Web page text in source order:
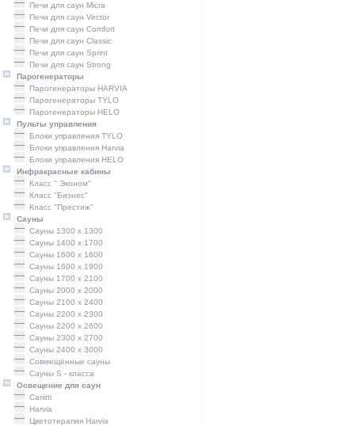
Печи для саун Micra
Печи для саун Vector
Печи для саун Comfort
Печи для саун Classic
Печи для саун Sprint
Печи для саун Strong
Парогенераторы
Парогенераторы HARVIA
Парогенераторы TYLO
Парогенераторы HELO
Пульты управления
Блоки управления TYLO
Блоки управления Harvia
Блоки управления HELO
Инфракрасные кабины
Класс " Эконом"
Класс "Бизнес"
Класс "Престиж"
Сауны
Сауны 1300 х 1300
Сауны 1400 x 1700
Сауны 1600 x 1600
Сауны 1600 x 1900
Сауны 1700 x 2100
Сауны 2000 x 2000
Сауны 2100 x 2400
Сауны 2200 x 2300
Сауны 2200 x 2600
Сауны 2300 x 2700
Сауны 2400 x 3000
Совмещённые сауны
Сауны S - класса
Освещение для саун
Cariitti
Harvia
Цветотерапия Harvia